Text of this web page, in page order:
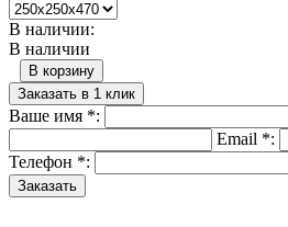
В наличии:
В наличии
В корзину
Заказать в 1 клик
Ваше имя *:
Email *:
Телефон *: